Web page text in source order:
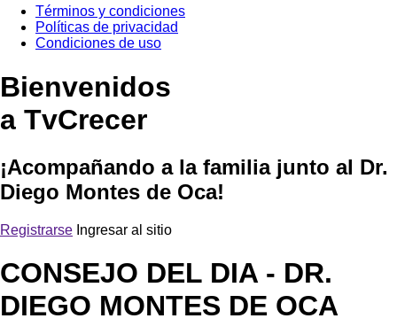
Términos y condiciones
Políticas de privacidad
Condiciones de uso
Bienvenidos
a TvCrecer
¡Acompañando a la familia junto al Dr.
Diego Montes de Oca!
Registrarse Ingresar al sitio
CONSEJO DEL DIA - DR.
DIEGO MONTES DE OCA